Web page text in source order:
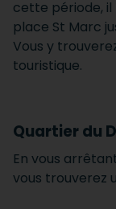
cette période,
place St Marc
Vous y
touristique.
Quartier du
En vous
vous trouverez